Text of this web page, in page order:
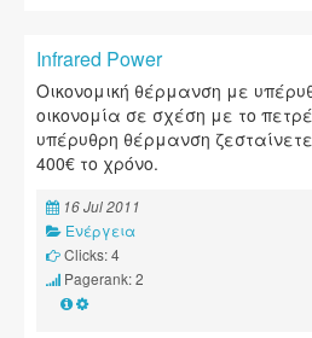
Infrared Power
Οικονομική θέρμανση με
οικονομία σε σχέση με το
υπέρυθρη θέρμανση
400€ το χρόνο.
16 Jul 2011
Ενέργεια
Clicks: 4
Pagerank: 2